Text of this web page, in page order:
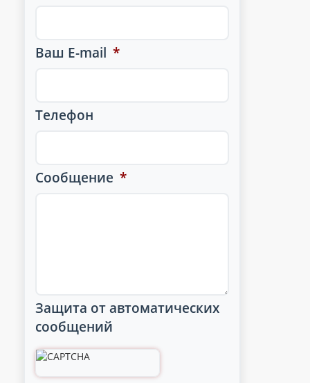
Ваш E-mail *
Телефон
Сообщение *
Защита от автоматических
сообщений